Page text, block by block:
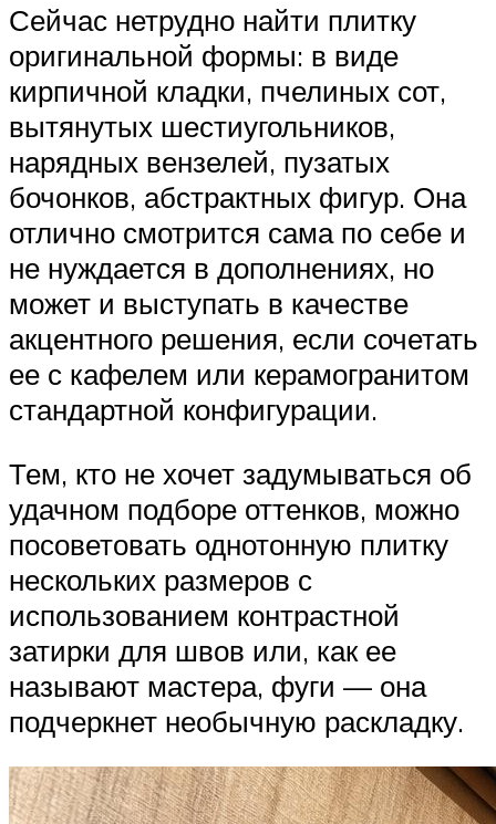
Сейчас нетрудно найти плитку
оригинальной формы: в виде
кирпичной кладки, пчелиных сот,
вытянутых шестиугольников,
нарядных вензелей, пузатых
бочонков, абстрактных фигур. Она
отлично смотрится сама по себе и
не нуждается в дополнениях, но
может и выступать в качестве
акцентного решения, если сочетать
ее с кафелем или керамогранитом
стандартной конфигурации.
Тем, кто не хочет задумываться об
удачном подборе оттенков, можно
посоветовать однотонную плитку
нескольких размеров с
использованием контрастной
затирки для швов или, как ее
называют мастера, фуги — она
подчеркнет необычную раскладку.